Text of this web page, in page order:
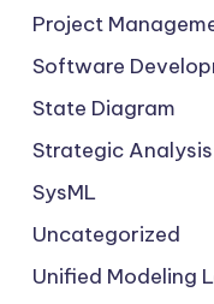
Project
Software
State Diagram
Strategic Analysis
SysML
Uncategorized
Unified Modeling